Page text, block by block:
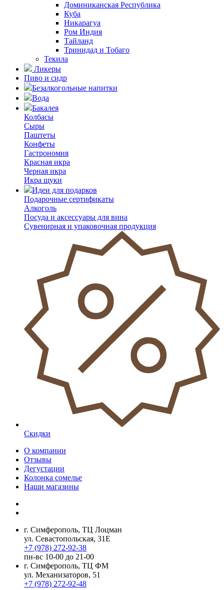
Доминиканская Республика
Куба
Никарагуа
Ром Индия
Тайланд
Тринидад и Тобаго
Текила
Ликеры
Пиво и сидр
Безалкогольные напитки
Вода
Бакалея
Колбасы
Сыры
Паштеты
Конфеты
Гастрономия
Красная икра
Черная икра
Икра щуки
Идеи для подарков
Подарочные сертификаты
Алкоголь
Посуда и аксессуары для вина
Сувенирная и упаковочная продукция
Скидки
О компании
Отзывы
Дегустации
Колонка сомелье
Наши магазины
г. Симферополь, ТЦ Лоцман
ул. Севастопольская, 31Е
+7 (978) 272-92-38
пн-вс 10-00 до 21-00
г. Симферополь, ТЦ ФМ
ул. Механизаторов, 51
+7 (978) 272-92-48